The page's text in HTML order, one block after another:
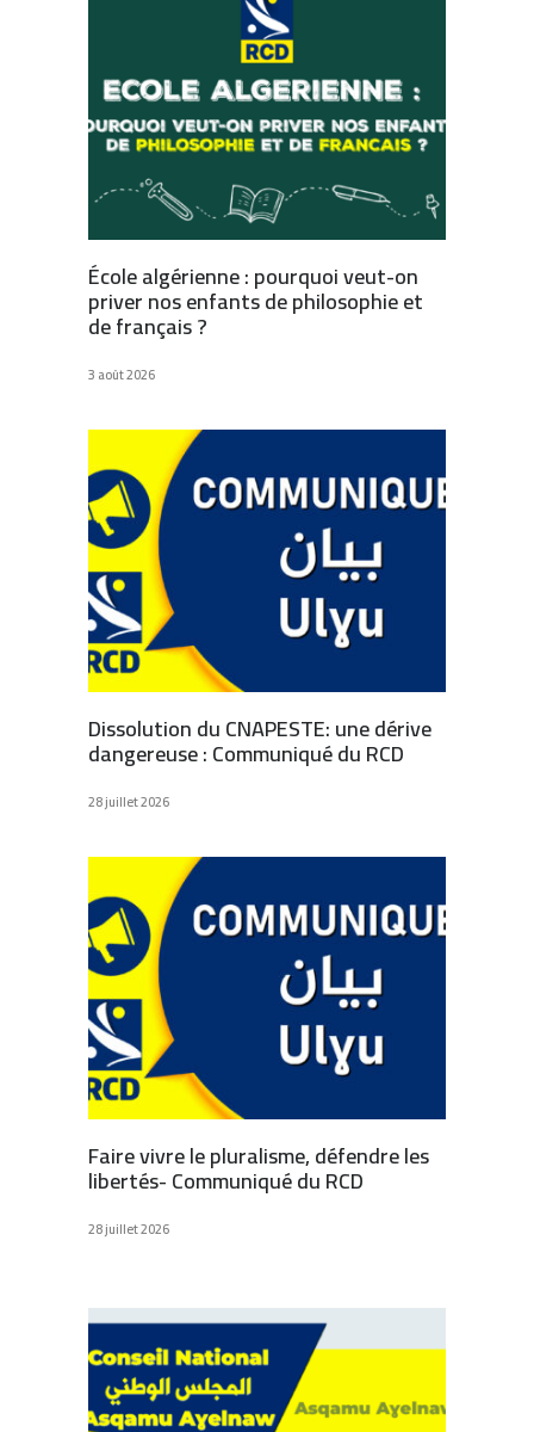
École algérienne : pourquoi veut-on
priver nos enfants de philosophie et
de français ?
3 août 2026
Dissolution du CNAPESTE: une dérive
dangereuse : Communiqué du RCD
28 juillet 2026
Faire vivre le pluralisme, défendre les
libertés- Communiqué du RCD
28 juillet 2026